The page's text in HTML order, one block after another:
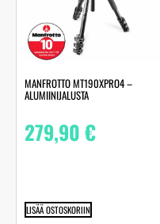
MANFROTTO MT190XPRO4 –
ALUMIINIJALUSTA
279,90€
LISÄÄ OSTOSKORIIN